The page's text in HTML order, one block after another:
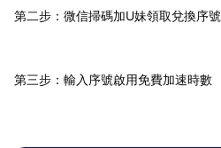
第二步：微信掃碼加U妹領取兌換序號
第三步：輸入序號啟用免費加速時數